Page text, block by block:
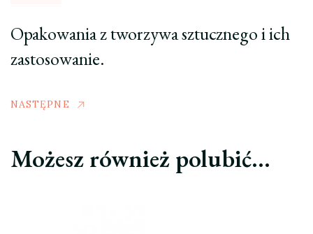
Opakowania z tworzywa sztucznego i ich
zastosowanie.
NASTĘPNE
Możesz również polubić…